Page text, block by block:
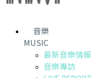
音樂
MUSIC
最新音樂情報
音樂專訪